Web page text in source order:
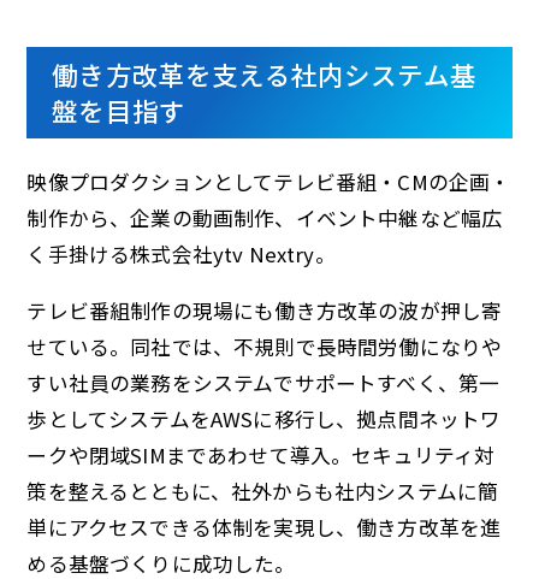
働き方改革を支える社内システム基
盤を目指す
映像プロダクションとしてテレビ番組・CMの企画・
制作から、企業の動画制作、イベント中継など幅広
く手掛ける株式会社ytv Nextry。
テレビ番組制作の現場にも働き方改革の波が押し寄
せている。同社では、不規則で長時間労働になりや
すい社員の業務をシステムでサポートすべく、第一
歩としてシステムをAWSに移行し、拠点間ネットワ
ークや閉域SIMまであわせて導入。セキュリティ対
策を整えるとともに、社外からも社内システムに簡
単にアクセスできる体制を実現し、働き方改革を進
める基盤づくりに成功した。